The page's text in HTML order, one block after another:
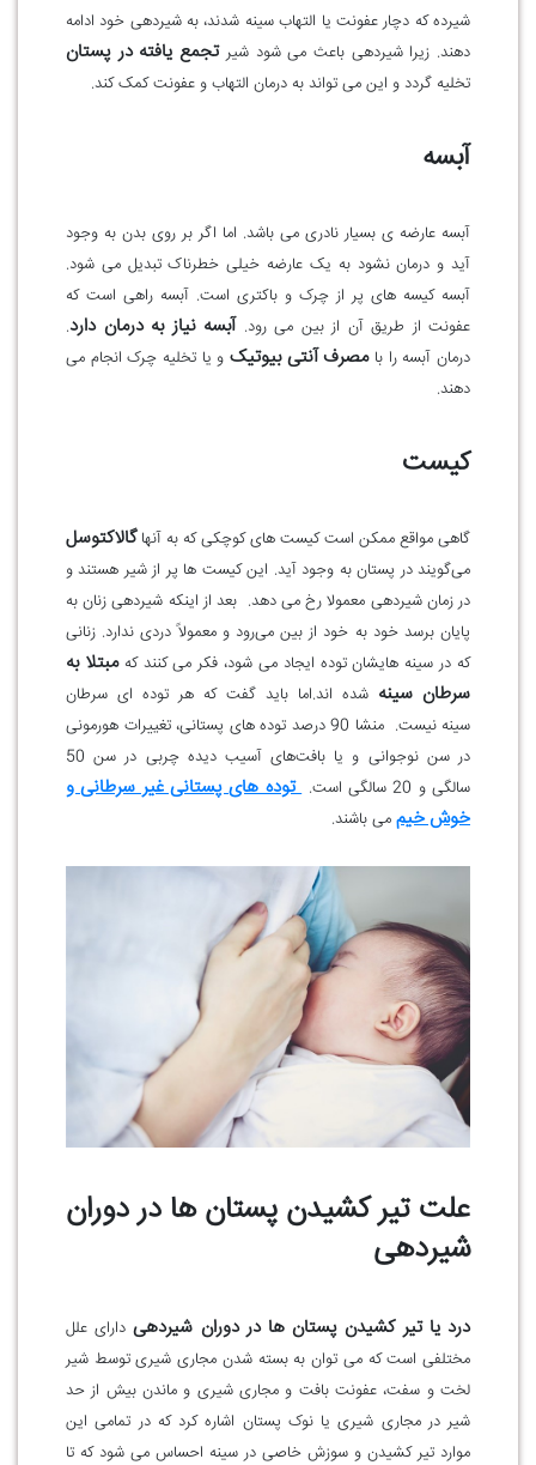
شیرده که دچار عفونت یا التهاب سینه شدند، به شیردهی خود ادامه
دهند. زیرا شیردهی باعث می شود شیر تجمع یافته در پستان
تخلیه گردد و این می تواند به درمان التهاب و عفونت کمک کند.
آبسه
آبسه عارضه ی بسیار نادری می باشد. اما اگر بر روی بدن به وجود
آید و درمان نشود به یک عارضه خیلی خطرناک تبدیل می شود.
آبسه کیسه های پر از چرک و باکتری است. آبسه راهی است که
عفونت از طریق آن از بین می رود. آبسه نیاز به درمان دارد.
درمان آبسه را بامصرف آنتی بیوتیک و یا تخلیه چرک انجام می
دهند.
کیست
گاهی مواقع ممکن است کیست های کوچکی که به آنهاگالاکتوسل
می‌گویند در پستان به وجود آید. این کیست ها پر از شیر هستند و
در زمان شیردهی معمولا رخ می دهد. بعد از اینکه شیردهی زنان به
پایان برسد خود به خود از بین می‌رود و معمولاً دردی ندارد. زنانی
که در سینه هایشان توده ایجاد می شود، فکر می کنند کهمبتلا به
سرطان سینه شده اند.اما باید گفت که هر توده ای سرطان
سینه نیست. منشا 90 درصد توده های پستانی، تغییرات هورمونی
در سن نوجوانی و یا بافت‌های آسیب‌ دیده چربی در سن 50
سالگی و 20 سالگی است.
توده های پستانی غیر سرطانی و
خوش خیم می باشند.
علت تیر کشیدن پستان ها در دوران
شیردهی
درد یا تیر کشیدن پستان ها در دوران شیردهیدارای علل
مختلفی است که می توان به بسته شدن مجاری شیری توسط شیر
لخت و سفت، عفونت بافت و مجاری شیری و ماندن بیش از حد
شیر در مجاری شیری یا نوک پستان اشاره کرد که در تمامی این
موارد تیر کشیدن و سوزش خاصی در سینه احساس می شود که تا